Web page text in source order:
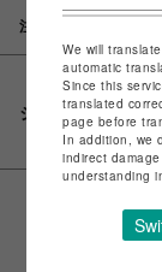
注意事項
シェアする
We will
automatic
Since this
translated
page before
In addition, we
indirect
understanding